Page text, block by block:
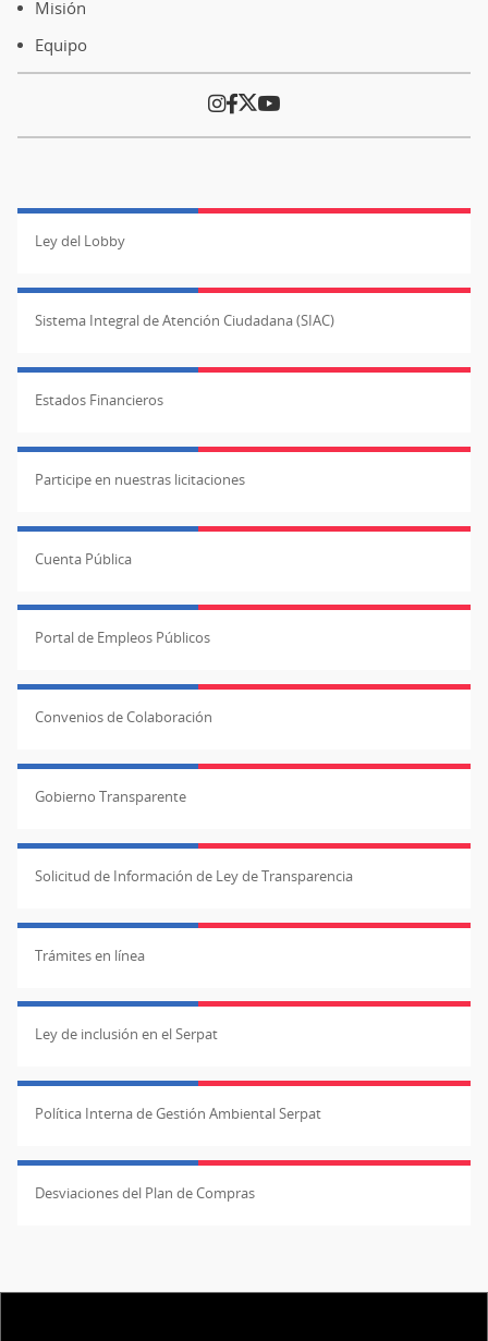
de
página
Misión
Equipo
Ley del Lobby
Sistema Integral de Atención Ciudadana (SIAC)
Estados Financieros
Participe en nuestras licitaciones
Cuenta Pública
Portal de Empleos Públicos
Convenios de Colaboración
Gobierno Transparente
Solicitud de Información de Ley de Transparencia
Trámites en línea
Ley de inclusión en el Serpat
Política Interna de Gestión Ambiental Serpat
Desviaciones del Plan de Compras